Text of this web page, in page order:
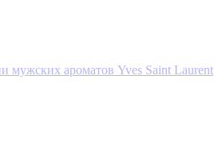
мужских ароматов Yves Saint Laurent